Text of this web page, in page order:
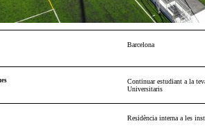
Nois i Noies jugadors o
Barcelona
Continuar estudiant a la
Universitaris
Residència interna a les